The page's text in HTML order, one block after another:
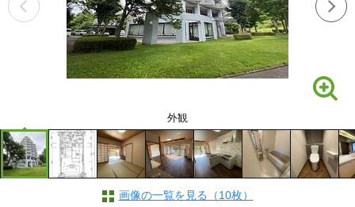
外観
画像の一覧を見る（10枚）